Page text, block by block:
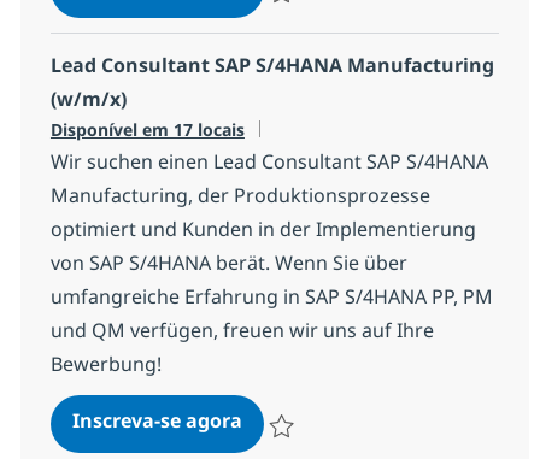
Lead Consultant SAP S/4HANA Manufacturing
(w/m/x)
Disponível em 17 locais
Wir suchen einen Lead Consultant SAP S/4HANA
Manufacturing, der Produktionsprozesse
optimiert und Kunden in der Implementierung
von SAP S/4HANA berät. Wenn Sie über
umfangreiche Erfahrung in SAP S/4HANA PP, PM
und QM verfügen, freuen wir uns auf Ihre
Bewerbung!
Inscreva-se agoraLead Consultant SAP S/